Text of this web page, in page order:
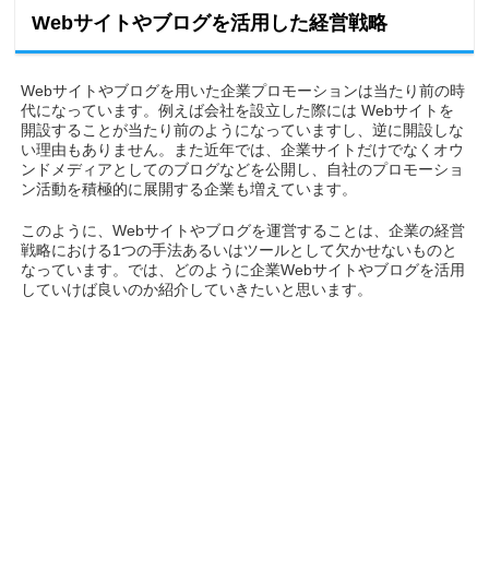
Webサイトやブログを活用した経営戦略
Webサイトやブログを用いた企業プロモーションは当たり前の時
代になっています。例えば会社を設立した際には Webサイトを
開設することが当たり前のようになっていますし、逆に開設しな
い理由もありません。また近年では、企業サイトだけでなくオウ
ンドメディアとしてのブログなどを公開し、自社のプロモーショ
ン活動を積極的に展開する企業も増えています。
このように、Webサイトやブログを運営することは、企業の経営
戦略における1つの手法あるいはツールとして欠かせないものと
なっています。では、どのように企業Webサイトやブログを活用
していけば良いのか紹介していきたいと思います。